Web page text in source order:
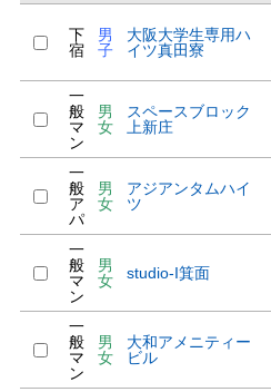
下
宿
男
子
大阪大学生専用ハ
イツ真田寮
一
般
マ
ン
男
女
スペースブロック
上新庄
一
般
ア
パ
男
女
アジアンタムハイ
ツ
一
般
マ
ン
男
女
studio-I箕面
一
般
マ
ン
男
女
大和アメニティー
ビル